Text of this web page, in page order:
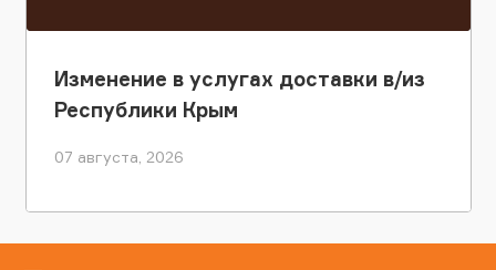
Изменение в услугах доставки в/из
Республики Крым
07 августа, 2026